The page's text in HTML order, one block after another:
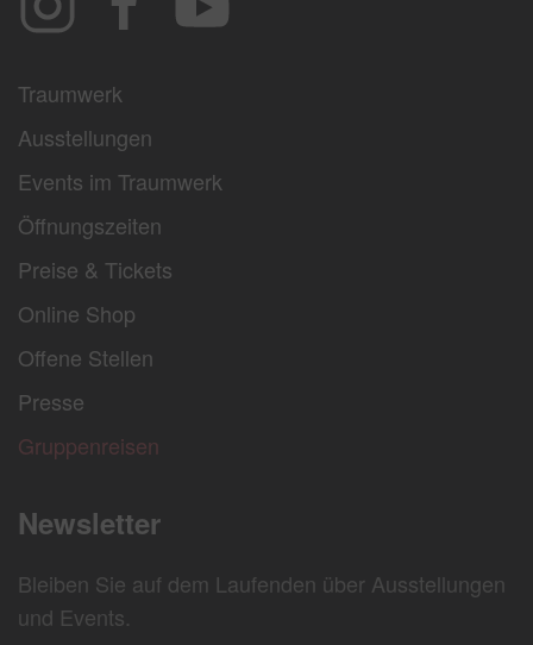
Traumwerk
Ausstellungen
Events im Traumwerk
Öffnungszeiten
Preise & Tickets
Online Shop
Offene Stellen
Presse
Gruppenreisen
Newsletter
Bleiben Sie auf dem Laufenden über Ausstellungen
und Events.